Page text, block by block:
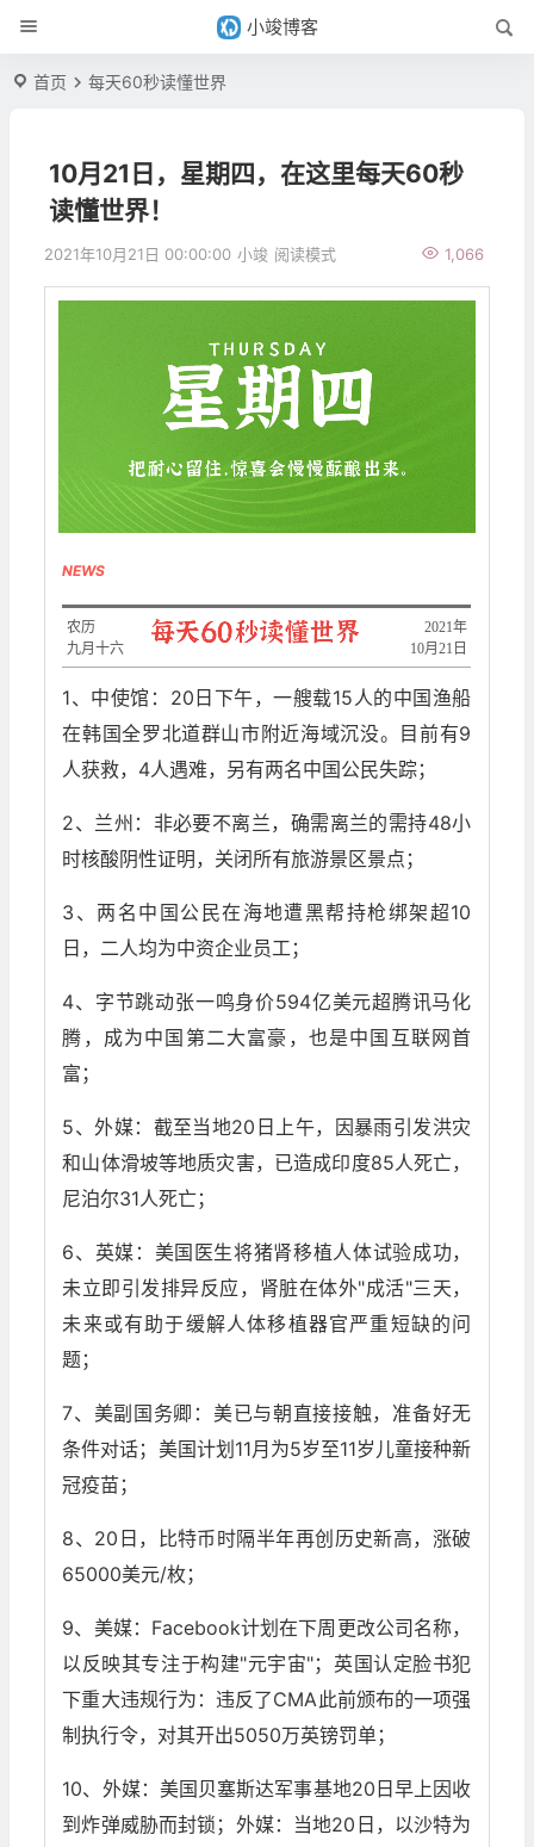
小竣博客
首页 每天60秒读懂世界
10月21日，星期四，在这里每天60秒
读懂世界！
2021年10月21日 00:00:00 小竣 1,066
阅读模式
NEWS
2021年
10月21日
农历
九月十六
1、中使馆：20日下午，一艘载15人的中国渔船
在韩国全罗北道群山市附近海域沉没。目前有9
人获救，4人遇难，另有两名中国公民失踪；
2、兰州：非必要不离兰，确需离兰的需持48小
时核酸阴性证明，关闭所有旅游景区景点；
3、两名中国公民在海地遭黑帮持枪绑架超10
日，二人均为中资企业员工；
4、字节跳动张一鸣身价594亿美元超腾讯马化
腾，成为中国第二大富豪，也是中国互联网首
富；
5、外媒：截至当地20日上午，因暴雨引发洪灾
和山体滑坡等地质灾害，已造成印度85人死亡，
尼泊尔31人死亡；
6、英媒：美国医生将猪肾移植人体试验成功，
未立即引发排异反应，肾脏在体外"成活"三天，
未来或有助于缓解人体移植器官严重短缺的问
题；
7、美副国务卿：美已与朝直接接触，准备好无
条件对话；美国计划11月为5岁至11岁儿童接种新
冠疫苗；
8、20日，比特币时隔半年再创历史新高，涨破
65000美元/枚；
9、美媒：Facebook计划在下周更改公司名称，
以反映其专注于构建"元宇宙"；英国认定脸书犯
下重大违规行为：违反了CMA此前颁布的一项强
制执行令，对其开出5050万英镑罚单；
10、外媒：美国贝塞斯达军事基地20日早上因收
到炸弹威胁而封锁；外媒：当地20日，以沙特为